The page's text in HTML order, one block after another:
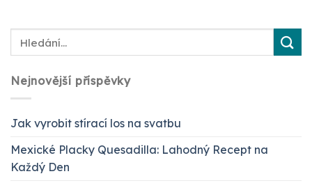
Nejnovější příspěvky
Jak vyrobit stírací los na svatbu
Mexické Placky Quesadilla: Lahodný Recept na
Každý Den